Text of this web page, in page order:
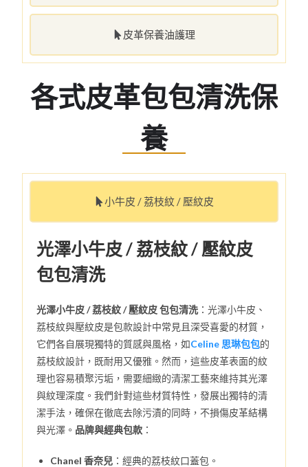
皮革保養油護理
各式皮革包包清洗保
養
小牛皮 / 荔枝紋 / 壓紋皮
光澤小牛皮 / 荔枝紋 / 壓紋皮
包包清洗
光澤小牛皮 / 荔枝紋 / 壓紋皮 包包清洗 ：光澤小牛皮、
荔枝紋與壓紋皮是包款設計中常見且深受喜愛的材質，
它們各自展現獨特的質感與風格，如Celine 思琳包包的
荔枝紋設計，既耐用又優雅。然而，這些皮革表面的紋
理也容易積聚污垢，需要細緻的清潔工藝來維持其光澤
與紋理深度。我們針對這些材質特性，發展出獨特的清
潔手法，確保在徹底去除污漬的同時，不損傷皮革結構
與光澤。 品牌與經典包款 ：
Chanel 香奈兒 ：經典的荔枝紋口蓋包。